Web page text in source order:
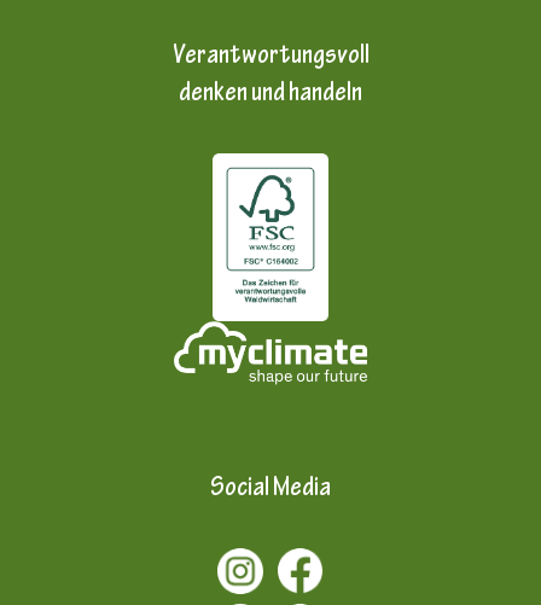
Verantwortungsvoll
denken und handeln
Social Media